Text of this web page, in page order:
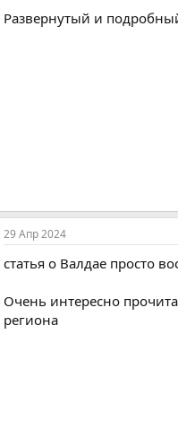
и
Развернутый и
29 Апр 2024
статья о Валдае просто
Очень интересно
региона